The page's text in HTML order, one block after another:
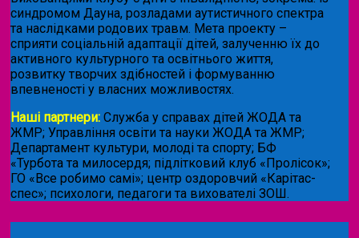
синдромом Дауна, розладами аутистичного спектра
та наслідками родових травм. Мета проекту –
сприяти соціальній адаптації дітей, залученню їх до
активного культурного та освітнього життя,
розвитку творчих здібностей і формуванню
впевненості у власних можливостях.
Наші партнери: Служба у справах дітей ЖОДА та
ЖМР; Управління освіти та науки ЖОДА та ЖМР;
Департамент культури, молоді та спорту; БФ
«Турбота та милосердя; підлітковий клуб «Пролісок»;
ГО «Все робимо самі»; центр оздоровчий «Карітас-
спес»; психологи, педагоги та вихователі ЗОШ.